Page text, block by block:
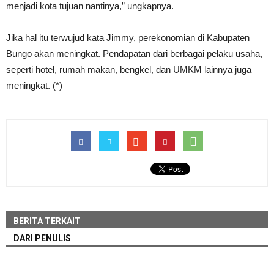
menjadi kota tujuan nantinya,” ungkapnya.
Jika hal itu terwujud kata Jimmy, perekonomian di Kabupaten
Bungo akan meningkat. Pendapatan dari berbagai pelaku usaha,
seperti hotel, rumah makan, bengkel, dan UMKM lainnya juga
meningkat. (*)
BERITA TERKAIT
DARI PENULIS